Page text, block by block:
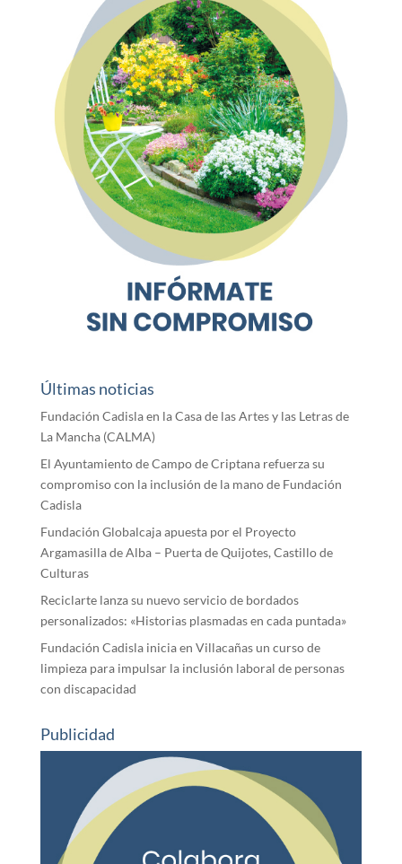
Últimas noticias
Fundación Cadisla en la Casa de las Artes y las Letras de
La Mancha (CALMA)
El Ayuntamiento de Campo de Criptana refuerza su
compromiso con la inclusión de la mano de Fundación
Cadisla
Fundación Globalcaja apuesta por el Proyecto
Argamasilla de Alba – Puerta de Quijotes, Castillo de
Culturas
Reciclarte lanza su nuevo servicio de bordados
personalizados: «Historias plasmadas en cada puntada»
Fundación Cadisla inicia en Villacañas un curso de
limpieza para impulsar la inclusión laboral de personas
con discapacidad
Publicidad